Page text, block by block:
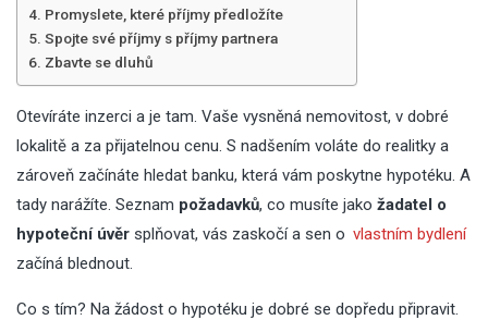
Promyslete, které příjmy předložíte
Spojte své příjmy s příjmy partnera
Zbavte se dluhů
Otevíráte inzerci a je tam. Vaše vysněná nemovitost, v dobré
lokalitě a za přijatelnou cenu. S nadšením voláte do realitky a
zároveň začínáte hledat banku, která vám poskytne hypotéku. A
tady narážíte. Seznam požadavků, co musíte jako žadatel o
hypoteční úvěr splňovat, vás zaskočí a sen o vlastním bydlení
začíná blednout.
Co s tím? Na žádost o hypotéku je dobré se dopředu připravit.